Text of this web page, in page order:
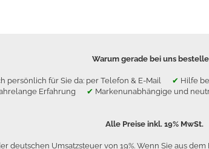
Warum gerade bei uns
persönlich für Sie da: per Telefon & E-Mail ✔ Hilfe
Erfahrung ✔ Markenunabhängige und
Alle Preise inkl. 19% MwSt.
deutschen Umsatzsteuer von 19%. Wenn Sie aus